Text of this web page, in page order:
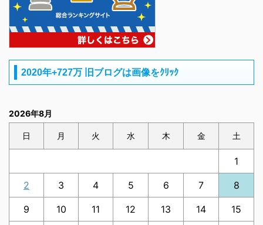
2020年+727万 旧ブログは画像をｸﾘｯｸ
2026年8月
日 月 火 水 木 金 土
1
2 3 4 5 6 7 8
9 10 11 12 13 14 15